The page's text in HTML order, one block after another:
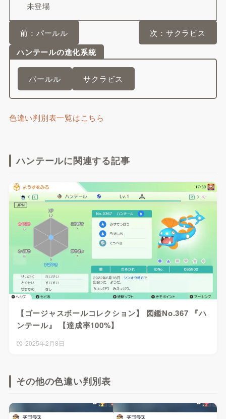
未登場
前：パールル 次：サクラビス
ハンテールの進化系統
パールル サクラビス
色違い判別表一覧はこちら
ハンテールに関連する記事
【ゴージャスボールコレクション】 図鑑No.367 『ハ
ンテール』 【達成率100%】
2025年2月8日
その他の色違い判別表